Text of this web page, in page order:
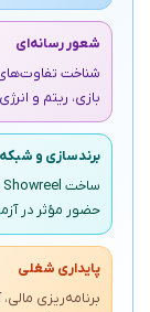
شعور رسانه‌ای
شناخت تفاوت‌های
بازی، ریتم و
برندسازی و
حضور مؤثر در
پایداری شغلی
برنامه‌ریزی